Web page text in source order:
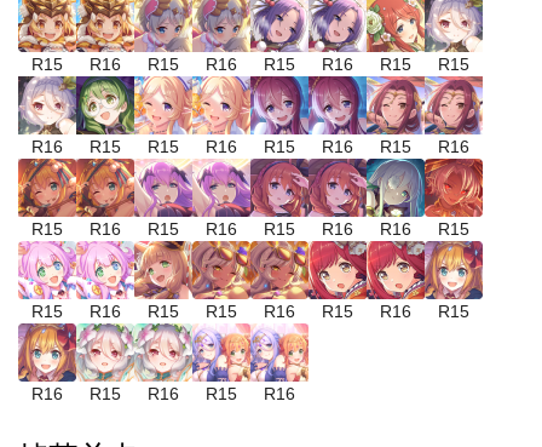
R15 R16 R15 R16 R15 R16 R15 R15
R16 R15 R15 R16 R15 R16 R15 R16
R15 R16 R15 R16 R15 R16 R16 R15
R15 R16 R15 R15 R16 R15 R16 R15
R16 R15 R16 R15 R16